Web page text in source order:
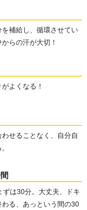
補給し、循環させてい
らの汗が大切！
よくなる！
せることなく、自分自
ずは30分。大丈夫、ドキ
わる、あっという間の30